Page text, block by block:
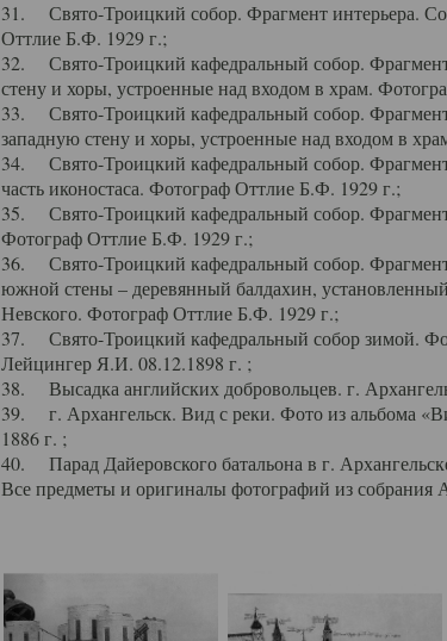
31. Свято-Троицкий собор. Фрагмент интерьера.
Оттлие Б.Ф. 1929 г.;
32. Свято-Троицкий кафедральный собор.
стену и хоры, устроенные над входом в храм.
33. Свято-Троицкий кафедральный собор.
западную стену и хоры, устроенные над входом в
34. Свято-Троицкий кафедральный собор.
часть иконостаса. Фотограф Оттлие Б.Ф. 1929 г.;
35. Свято-Троицкий кафедральный собор.
Фотограф Оттлие Б.Ф. 1929 г.;
36. Свято-Троицкий кафедральный собор.
южной стены – деревянный балдахин,
Невского. Фотограф Оттлие Б.Ф. 1929 г.;
37. Свято-Троицкий кафедральный собор зимой.
Лейцингер Я.И. 08.12.1898 г. ;
38. Высадка английских добровольцев. г.
39. г. Архангельск. Вид с реки. Фото из альбома
1886 г. ;
40. Парад Дайеровского батальона в г.
Все предметы и оригиналы фотографий из собрания